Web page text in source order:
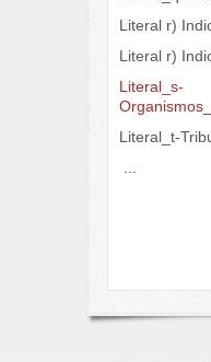
Literal r)
Literal r)
Literal_s-
Literal_t-